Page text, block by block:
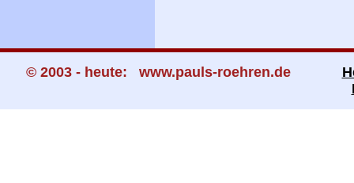
© 2003 - heute: www.pauls-roehren.de